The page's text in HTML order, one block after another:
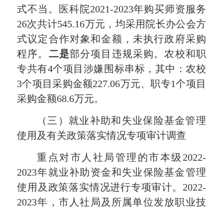
式不当。医科院2021-2023年购买师资服务
26次共计545.16万元，均采用院长办公会方
式议定合作对象和金额，未执行政府采购
程序。 二是部分项目违规采购。农校和职
专共有4个项目涉嫌围标串标，其中：农校
3个项目采购金额227.06万元、职专1个项目
采购金额68.6万元。
（三）就业补助和失业保险基金管理
使用及有关政策落实情况专项审计调查
重点对市人社局管理的市本级2022-
2023年就业补助资金和失业保险基金管理
使用及政策落实情况进行专项审计。2022-
2023年，市人社局及所属单位发放职业技